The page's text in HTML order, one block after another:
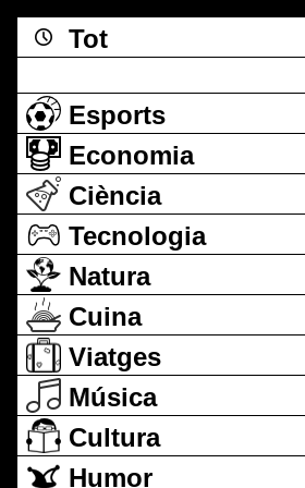
Tot
Esports
Economia
Ciència
Tecnologia
Natura
Cuina
Viatges
Música
Cultura
Humor